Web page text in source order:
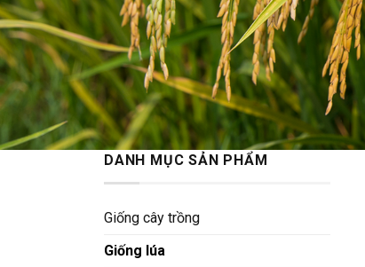
DANH MỤC SẢN PHẨM
Giống cây trồng
Giống lúa